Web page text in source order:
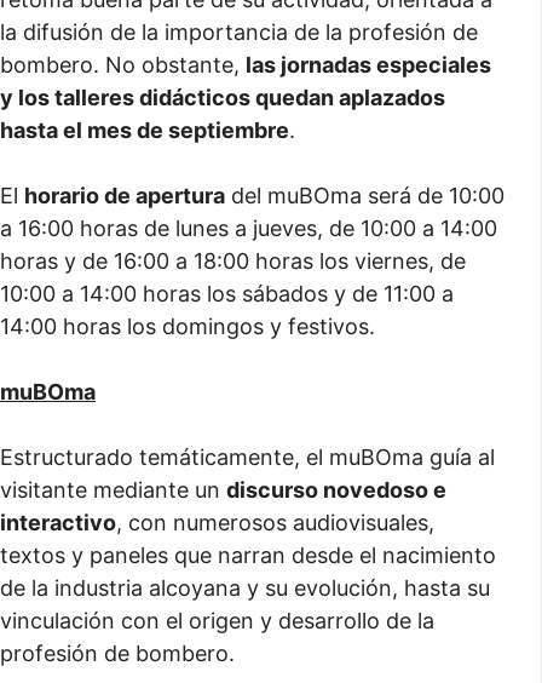
la difusión de la importancia de la profesión de
bombero. No obstante, las jornadas especiales
y los talleres didácticos quedan aplazados
hasta el mes de septiembre.
El horario de apertura del muBOma será de 10:00
a 16:00 horas de lunes a jueves, de 10:00 a 14:00
horas y de 16:00 a 18:00 horas los viernes, de
10:00 a 14:00 horas los sábados y de 11:00 a
14:00 horas los domingos y festivos.
muBOma
Estructurado temáticamente, el muBOma guía al
visitante mediante un discurso novedoso e
interactivo, con numerosos audiovisuales,
textos y paneles que narran desde el nacimiento
de la industria alcoyana y su evolución, hasta su
vinculación con el origen y desarrollo de la
profesión de bombero.